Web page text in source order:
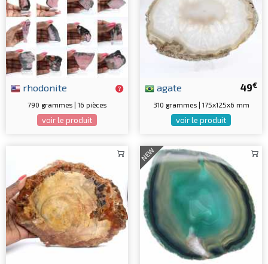
rhodonite
790 grammes | 16 pièces
voir le produit
49€
agate
310 grammes | 175x125x6 mm
voir le produit
NEW